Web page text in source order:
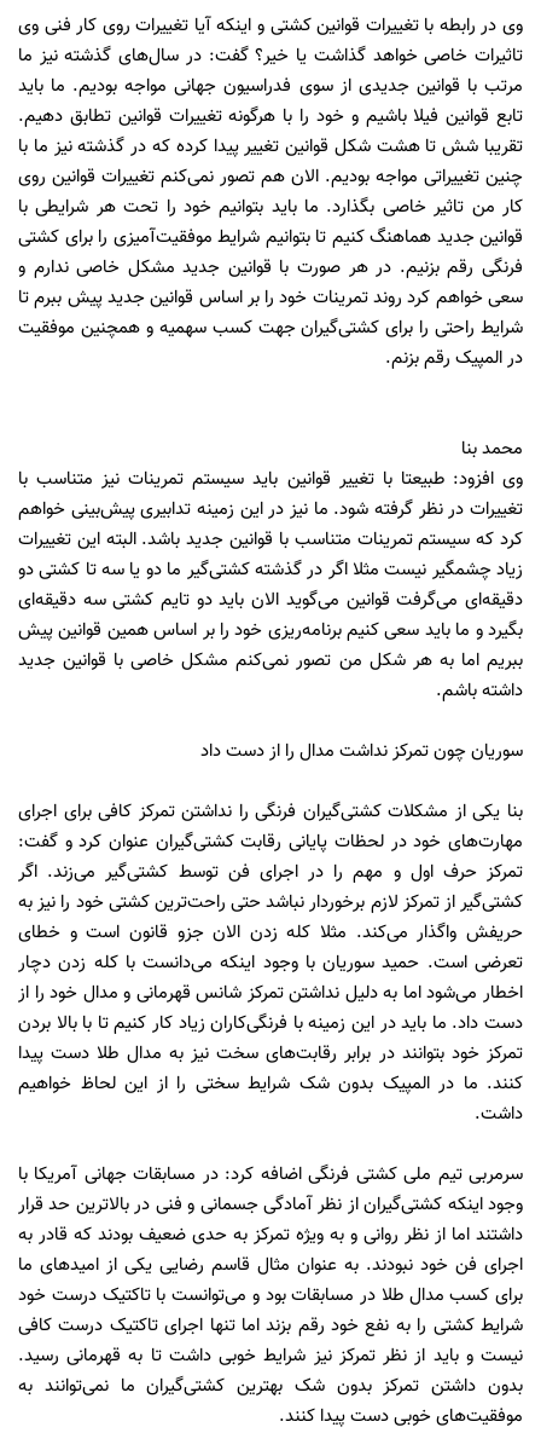
وی در رابطه با تغییرات قوانین کشتی و اینکه آیا تغییرات روی کار فنی وی
تاثیرات خاصی خواهد گذاشت یا خیر؟ گفت: در سال‌های گذشته نیز ما
مرتب با قوانین جدیدی از سوی فدراسیون جهانی مواجه بودیم. ما باید
تابع قوانین فیلا باشیم و خود را با هرگونه تغییرات قوانین تطابق دهیم.
تقریبا شش تا هشت شکل قوانین تغییر پیدا کرده که در گذشته نیز ما با
چنین تغییراتی مواجه بودیم. الان هم تصور نمی‌کنم تغییرات قوانین روی
کار من تاثیر خاصی بگذارد. ما باید بتوانیم خود را تحت هر شرایطی با
قوانین جدید هماهنگ کنیم تا بتوانیم شرایط موفقیت‌آمیزی را برای کشتی
فرنگی رقم بزنیم. در هر صورت با قوانین جدید مشکل خاصی ندارم و
سعی خواهم کرد روند تمرینات خود را بر اساس قوانین جدید پیش ببرم تا
شرایط راحتی را برای کشتی‌گیران جهت کسب سهمیه و همچنین موفقیت
در المپیک رقم بزنم.
محمد بنا
وی افزود: طبیعتا با تغییر قوانین باید سیستم تمرینات نیز متناسب با
تغییرات در نظر گرفته شود. ما نیز در این زمینه تدابیری پیش‌بینی خواهم
کرد که سیستم تمرینات متناسب با قوانین جدید باشد. البته این تغییرات
زیاد چشمگیر نیست مثلا اگر در گذشته کشتی‌گیر ما دو یا سه تا کشتی دو
دقیقه‌ای می‌گرفت قوانین می‌گوید الان باید دو تایم کشتی سه دقیقه‌ا‌ی
بگیرد و ما باید سعی کنیم برنامه‌ریزی خود را بر اساس همین قوانین پیش
ببریم اما به هر شکل من تصور نمی‌کنم مشکل خاصی با قوانین جدید
داشته باشم.
سوریان چون تمرکز نداشت مدال را از دست داد
بنا یکی از مشکلات کشتی‌گیران فرنگی را نداشتن تمرکز کافی برای اجرای
مهارت‌های خود در لحظات پایانی رقابت کشتی‌گیران عنوان کرد و گفت:
تمرکز حرف اول و مهم را در اجرای فن توسط کشتی‌گیر می‌زند. اگر
کشتی‌گیر از تمرکز لازم برخوردار نباشد حتی راحت‌ترین کشتی خود را نیز به
حریفش واگذار می‌کند. مثلا کله زدن الان جزو قانون است و خطای
تعرضی است. حمید سوریان با وجود اینکه می‌دانست با کله زدن دچار
اخطار می‌شود اما به دلیل نداشتن تمرکز شانس قهرمانی و مدال خود را از
دست داد. ما باید در این زمینه با فرنگی‌کاران زیاد کار کنیم تا با بالا بردن
تمرکز خود بتوانند در برابر رقابت‌های سخت نیز به مدال طلا دست پیدا
کنند. ما در المپیک بدون شک شرایط سختی را از این لحاظ خواهیم
داشت.
سرمربی تیم ملی کشتی فرنگی اضافه کرد: در مسابقات جهانی آمریکا با
وجود اینکه کشتی‌گیران از نظر آمادگی جسمانی و فنی در بالاترین حد قرار
داشتند اما از نظر روانی و به ویژه تمرکز به حدی ضعیف بودند که قادر به
اجرای فن خود نبودند. به عنوان مثال قاسم رضایی یکی از امیدهای ما
برای کسب مدال طلا در مسابقات بود و می‌توانست با تاکتیک درست خود
شرایط کشتی را به نفع خود رقم بزند اما تنها اجرای تاکتیک درست کافی
نیست و باید از نظر تمرکز نیز شرایط خوبی داشت تا به قهرمانی رسید.
بدون داشتن تمرکز بدون شک بهترین کشتی‌گیران ما نمی‌توانند به
موفقیت‌های خوبی دست پیدا کنند.